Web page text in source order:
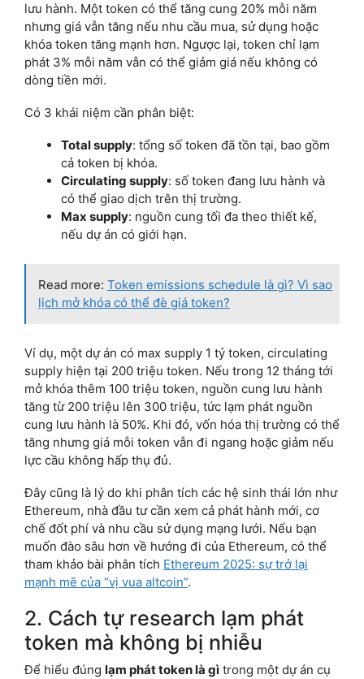
lưu hành. Một token có thể tăng cung 20% mỗi năm
nhưng giá vẫn tăng nếu nhu cầu mua, sử dụng hoặc
khóa token tăng mạnh hơn. Ngược lại, token chỉ lạm
phát 3% mỗi năm vẫn có thể giảm giá nếu không có
dòng tiền mới.
Có 3 khái niệm cần phân biệt:
Total supply: tổng số token đã tồn tại, bao gồm
cả token bị khóa.
Circulating supply: số token đang lưu hành và
có thể giao dịch trên thị trường.
Max supply: nguồn cung tối đa theo thiết kế,
nếu dự án có giới hạn.
Read more: Token emissions schedule là gì? Vì sao
lịch mở khóa có thể đè giá token?
Ví dụ, một dự án có max supply 1 tỷ token, circulating
supply hiện tại 200 triệu token. Nếu trong 12 tháng tới
mở khóa thêm 100 triệu token, nguồn cung lưu hành
tăng từ 200 triệu lên 300 triệu, tức lạm phát nguồn
cung lưu hành là 50%. Khi đó, vốn hóa thị trường có thể
tăng nhưng giá mỗi token vẫn đi ngang hoặc giảm nếu
lực cầu không hấp thụ đủ.
Đây cũng là lý do khi phân tích các hệ sinh thái lớn như
Ethereum, nhà đầu tư cần xem cả phát hành mới, cơ
chế đốt phí và nhu cầu sử dụng mạng lưới. Nếu bạn
muốn đào sâu hơn về hướng đi của Ethereum, có thể
tham khảo bài phân tích Ethereum 2025: sự trở lại
mạnh mẽ của “vị vua altcoin”.
2. Cách tự research lạm phát
token mà không bị nhiễu
Để hiểu đúng lạm phát token là gì trong một dự án cụ